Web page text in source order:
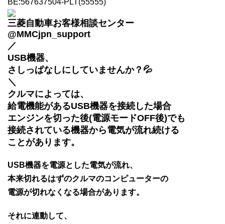
三菱自動車お客様相談センター
@MMCjpn_support
／
USB機器、
さしっぱなしにしていませんか？💦
＼
クルマによっては、
給電機能があるUSB機器を接続した場合
エンジンを切った後(電源モードOFF後)でも
接続されている機器から電気が流れ続ける
ことがあります。
USB機器を電源とした電気が流れ、
本来切れるはずのクルマのコンピューターの
電源が切れなくなる場合があります。
それに連動して、